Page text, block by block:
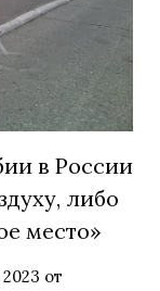
в России
либо
место»
2023 от